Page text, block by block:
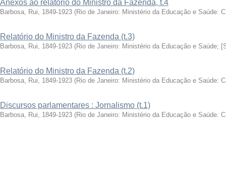
Anexos ao relatório do Ministro da Fazenda, t.4
Barbosa, Rui, 1849-1923 (Rio de Janeiro: Ministério da Educação e Saúde:
Relatório do Ministro da Fazenda (t.3)
Barbosa, Rui, 1849-1923 (Rio de Janeiro: Ministério da Educação e Saúde;
Relatório do Ministro da Fazenda (t.2)
Barbosa, Rui, 1849-1923 (Rio de Janeiro: Ministério da Educação e Saúde:
Discursos parlamentares : Jornalismo (t.1)
Barbosa, Rui, 1849-1923 (Rio de Janeiro: Ministério da Educação e Saúde: